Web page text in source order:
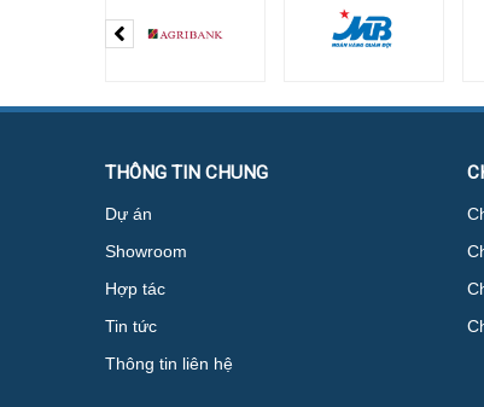
THÔNG TIN CHUNG
Dự án
Showroom
Hợp tác
Tin tức
Thông tin liên hệ